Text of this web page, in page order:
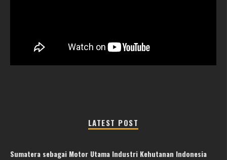
LATEST POST
Sumatera sebagai Motor Utama Industri Kehutanan Indonesia